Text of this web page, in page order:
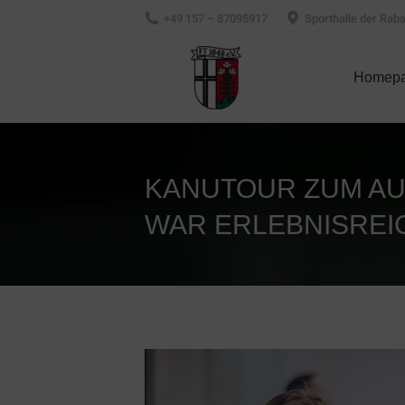
+49 157 – 87095917 Sporthalle der
KANUTOUR ZUM
WAR